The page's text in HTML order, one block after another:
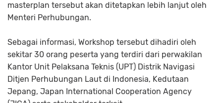
masterplan tersebut akan ditetapkan lebih lanjut oleh
Menteri Perhubungan.
Sebagai informasi, Workshop tersebut dihadiri oleh
sekitar 30 orang peserta yang terdiri dari perwakilan
Kantor Unit Pelaksana Teknis (UPT) Distrik Navigasi
Ditjen Perhubungan Laut di Indonesia, Kedutaan
Jepang, Japan International Cooperation Agency